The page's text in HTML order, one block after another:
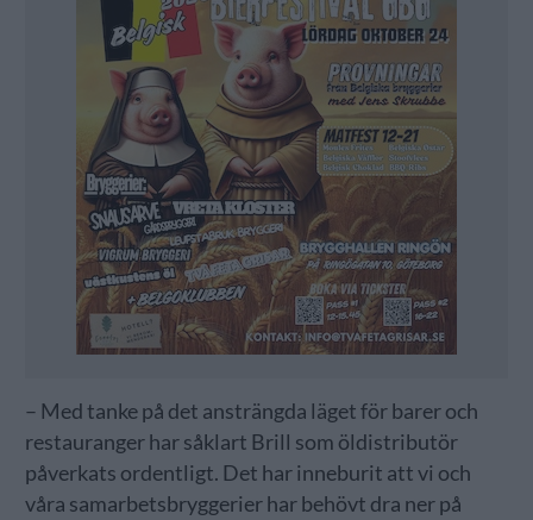
– Med tanke på det ansträngda läget för barer och
restauranger har såklart Brill som öldistributör
påverkats ordentligt. Det har inneburit att vi och
våra samarbetsbryggerier har behövt dra ner på